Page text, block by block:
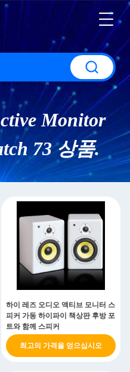
Monitor
73 상품.
하이 레즈 오디오 액티브 모니터 스
피커 가동 하이파이 책상판 후방 포
트와 함께 스피커
최고의 가격을 얻으십시오